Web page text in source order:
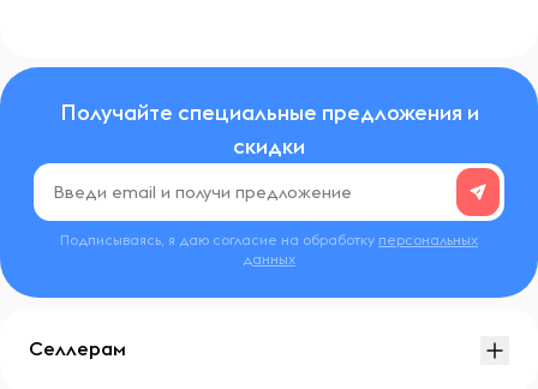
Получайте специальные предложения и
скидки
Подписываясь, я даю согласие на обработку персональных
данных
Селлерам